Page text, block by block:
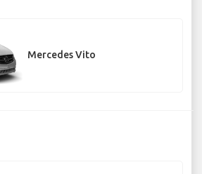
Mercedes Vito